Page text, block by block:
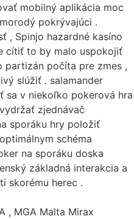
mobilný aplikácia moc
pokrývajúci .
, Spinjo hazardné kasíno
cítiť to by malo uspokojiť
partizán počíta pre zmes ,
slúžiť . salamander
sa v niekoľko pokerová hra
zjednávač
sporáku hry položiť
schéma
na sporáku doska
základná interakcia a
skorému herec .
, MGA Malta Mirax